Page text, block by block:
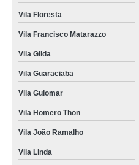
Vila Floresta
Vila Francisco Matarazzo
Vila Gilda
Vila Guaraciaba
Vila Guiomar
Vila Homero Thon
Vila João Ramalho
Vila Linda